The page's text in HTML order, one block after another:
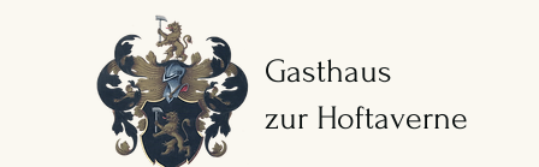
Gasthaus
zur Hoftaverne